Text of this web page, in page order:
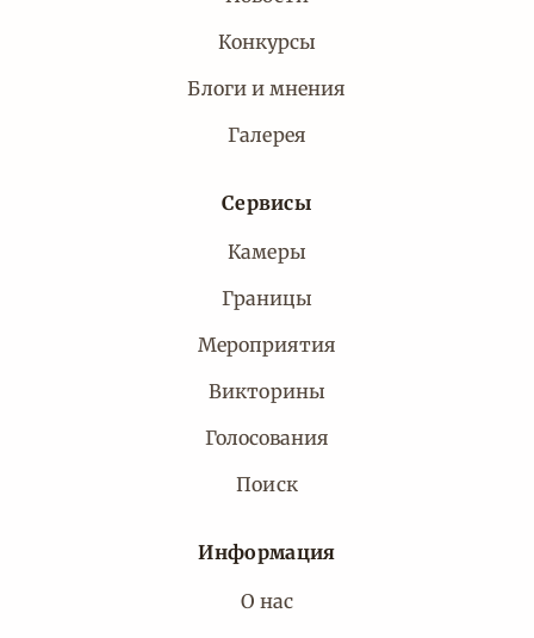
Конкурсы
Блоги и мнения
Галерея
Сервисы
Камеры
Границы
Мероприятия
Викторины
Голосования
Поиск
Информация
О нас